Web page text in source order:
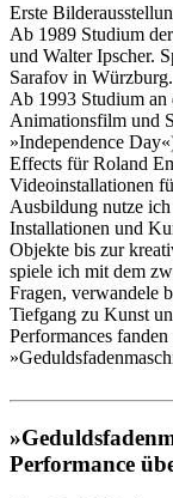
Erste
Ab 1989 Studium
und Walter Ipscher.
Sarafov in Würzburg.
Ab 1993 Studium
Animationsfilm und
»Independence
Effects für Roland
Videoinstallationen
Ausbildung nutze
Installationen und
Objekte bis zur
spiele ich mit dem
Fragen, verwandele
Tiefgang zu Kunst
Performances
Performance